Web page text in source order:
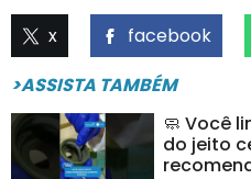
x facebook
>ASSISTA TAMBÉM
🧼 Você
do jeito